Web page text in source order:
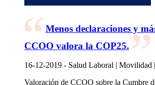
Menos declaraciones y
CCOO valora la COP25.
16-12-2019 - Salud Laboral | Movilidad |
Valoración de CCOO sobre la Cumbre